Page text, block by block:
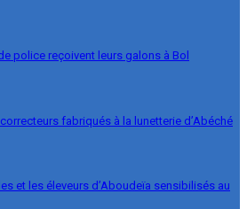
police reçoivent leurs galons à Bol
fabriqués à la lunetterie d’Abéché
et les éleveurs d’Aboudeïa sensibilisés au